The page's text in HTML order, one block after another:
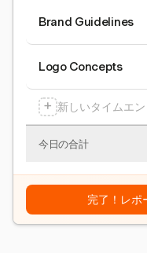
Brand Guidelines
Logo Concepts
+ 新しいタイムエ
今日の合計
完了！レポ